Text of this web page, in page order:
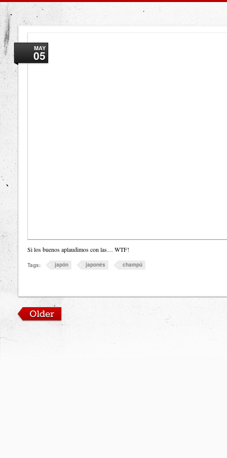
MAY
05
Si los buenos aplaudimos con las… WTF!
Tags: japón japonés champú